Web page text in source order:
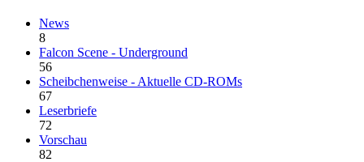
News
8
Falcon Scene - Underground
56
Scheibchenweise - Aktuelle CD-ROMs
67
Leserbriefe
72
Vorschau
82